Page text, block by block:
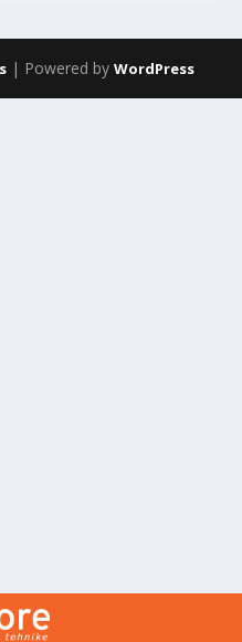
| Powered by WordPress